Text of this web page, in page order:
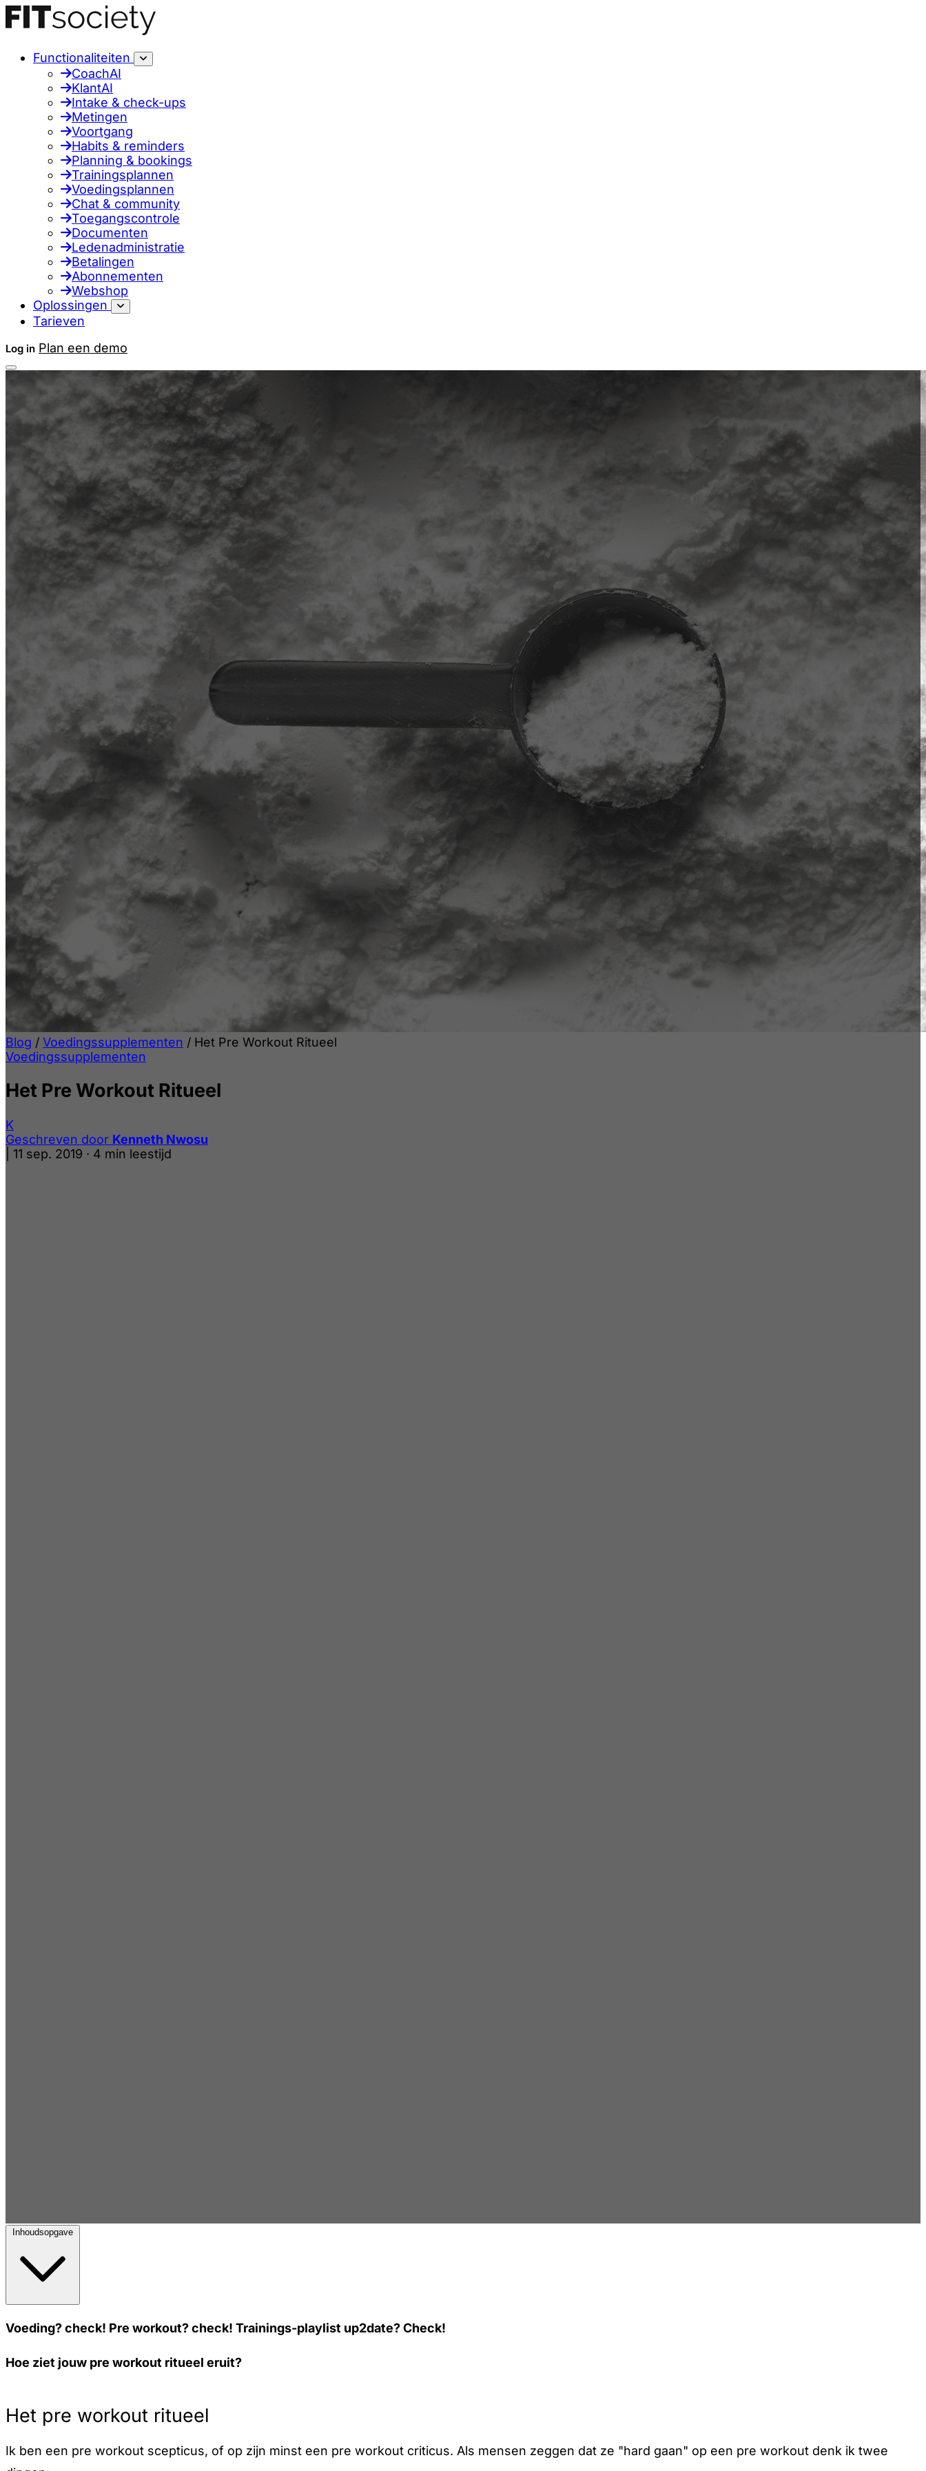
Functionaliteiten
CoachAI
KlantAI
Intake & check-ups
Metingen
Voortgang
Habits & reminders
Planning & bookings
Trainingsplannen
Voedingsplannen
Chat & community
Toegangscontrole
Documenten
Ledenadministratie
Betalingen
Abonnementen
Webshop
Oplossingen
Tarieven
Log in Plan een demo
Blog / Voedingssupplementen / Het Pre Workout Ritueel
Voedingssupplementen
Het Pre Workout Ritueel
K
Geschreven door Kenneth Nwosu
11 sep. 2019 · 4 min leestijd
Inhoudsopgave
Voeding? check! Pre workout? check! Trainings-playlist up2date? Check!
Hoe ziet jouw pre workout ritueel eruit?
Het pre workout ritueel
Ik ben een pre workout scepticus, of op zijn minst een pre workout criticus. Als mensen zeggen dat ze "hard gaan" op een pre workout denk ik twee